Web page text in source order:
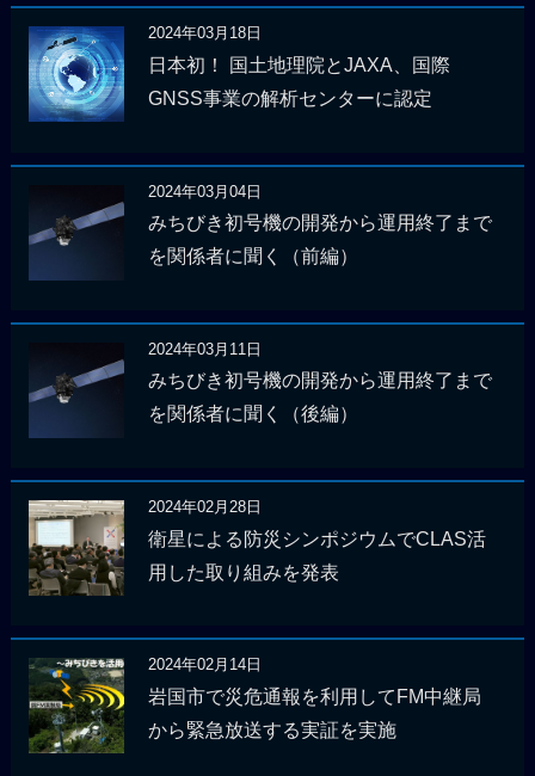
2024年03月18日
日本初！ 国土地理院とJAXA、国際
GNSS事業の解析センターに認定
2024年03月04日
みちびき初号機の開発から運用終了まで
を関係者に聞く（前編）
2024年03月11日
みちびき初号機の開発から運用終了まで
を関係者に聞く（後編）
2024年02月28日
衛星による防災シンポジウムでCLAS活
用した取り組みを発表
2024年02月14日
岩国市で災危通報を利用してFM中継局
から緊急放送する実証を実施